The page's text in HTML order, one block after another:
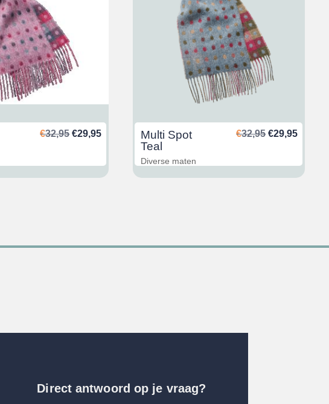
€32,95 Oorspronkelijke
€32,95.
€29,95Huidige
€29,95.
Multi Spot
Teal
€32,95
€32,95.
€29,95
€29,95.
Diverse maten
Direct antwoord op je vraag?